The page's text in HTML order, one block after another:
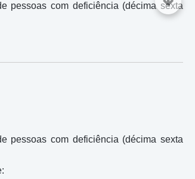
pessoas com deficiência (décima sexta
pessoas com deficiência (décima sexta